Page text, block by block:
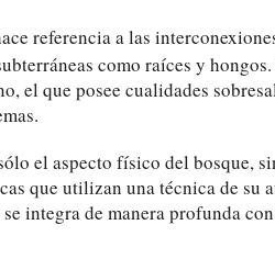
referencia a las
como raíces y
el que posee cualidades
el aspecto físico del bosque,
que utilizan una técnica de
integra de manera profunda